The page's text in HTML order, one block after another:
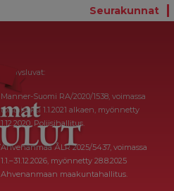
Seurakunnat
Keräysluvat:
Manner-Suomi RA/2020/1538, voimassa
toistaiseksi 1.1.2021 alkaen, myönnetty
1.12.2020, Poliisihallitus.
Ahvenanmaa ÅLR 2025/5437, voimassa
1.1.–31.12.2026, myönnetty 28.8.2025
Ahvenanmaan maakuntahallitus.